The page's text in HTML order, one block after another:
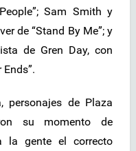
Sam Smith y
de “Stand By Me”; y
de Gren Day, con
personajes de Plaza
su momento de
la gente el correcto